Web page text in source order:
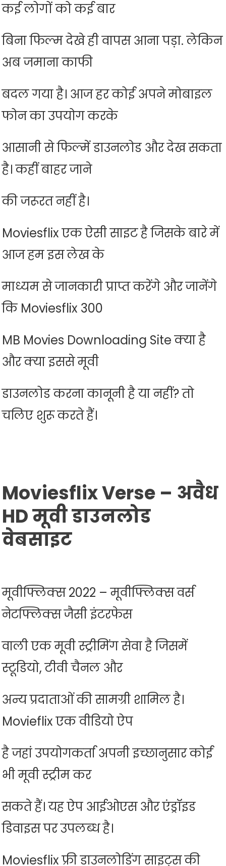
कई लोगों को कई बार
बिना फिल्म देखे ही वापस आना पड़ा. लेकिन
अब जमाना काफी
बदल गया है। आज हर कोई अपने मोबाइल
फोन का उपयोग करके
आसानी से फिल्में डाउनलोड और देख सकता
है। कहीं बाहर जाने
की जरूरत नहीं है।
Moviesflix एक ऐसी साइट है जिसके बारे में
आज हम इस लेख के
माध्यम से जानकारी प्राप्त करेंगे और जानेंगे
कि Moviesflix 300
MB Movies Downloading Site क्या है
और क्या इससे मूवी
डाउनलोड करना कानूनी है या नहीं? तो
चलिए शुरू करते हैं।
Moviesflix Verse – अवैध
HD मूवी डाउनलोड
वेबसाइट
मूवीफ्लिक्स 2022 – मूवीफ्लिक्स वर्स
नेटफ्लिक्स जैसी इंटरफेस
वाली एक मूवी स्ट्रीमिंग सेवा है जिसमें
स्टूडियो, टीवी चैनल और
अन्य प्रदाताओं की सामग्री शामिल है।
Movieflix एक वीडियो ऐप
है जहां उपयोगकर्ता अपनी इच्छानुसार कोई
भी मूवी स्ट्रीम कर
सकते हैं। यह ऐप आईओएस और एंड्रॉइड
डिवाइस पर उपलब्ध है।
Moviesflix फ्री डाउनलोडिंग साइट्स की